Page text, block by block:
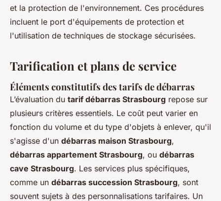
et la protection de l'environnement. Ces procédures
incluent le port d'équipements de protection et
l'utilisation de techniques de stockage sécurisées.
Tarification et plans de service
Éléments constitutifs des tarifs de débarras
L’évaluation du tarif débarras Strasbourg repose sur
plusieurs critères essentiels. Le coût peut varier en
fonction du volume et du type d'objets à enlever, qu'il
s'agisse d'un débarras maison Strasbourg,
débarras appartement Strasbourg, ou débarras
cave Strasbourg. Les services plus spécifiques,
comme un débarras succession Strasbourg, sont
souvent sujets à des personnalisations tarifaires. Un